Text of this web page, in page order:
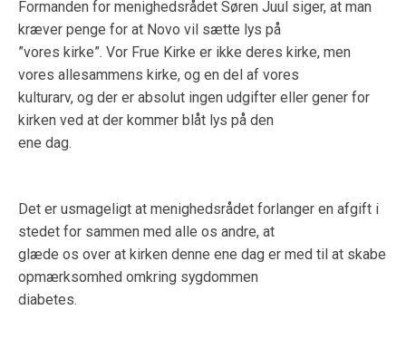
Formanden for menighedsrådet Søren Juul siger, at man
kræver penge for at Novo vil sætte lys på
”vores kirke”. Vor Frue Kirke er ikke deres kirke, men
vores allesammens kirke, og en del af vores
kulturarv, og der er absolut ingen udgifter eller gener for
kirken ved at der kommer blåt lys på den
ene dag.
Det er usmageligt at menighedsrådet forlanger en afgift i
stedet for sammen med alle os andre, at
glæde os over at kirken denne ene dag er med til at skabe
opmærksomhed omkring sygdommen
diabetes.